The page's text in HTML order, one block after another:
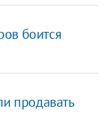
боится
продавать